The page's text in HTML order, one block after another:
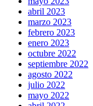
abril 2023
marzo 2023
febrero 2023
enero 2023
octubre 2022
septiembre 2022
agosto 2022
julio 2022
mayo 2022